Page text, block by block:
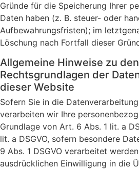
Gründe für die Speicherung Ihrer
Daten haben (z. B. steuer- oder
Aufbewahrungsfristen); im
Löschung nach Fortfall dieser
Allgemeine Hinweise zu den
Rechtsgrundlagen der
dieser Website
Sofern Sie in die
verarbeiten wir Ihre
Grundlage von Art. 6 Abs. 1 lit. a
lit. a DSGVO, sofern besondere
9 Abs. 1 DSGVO verarbeitet
ausdrücklichen Einwilligung in die